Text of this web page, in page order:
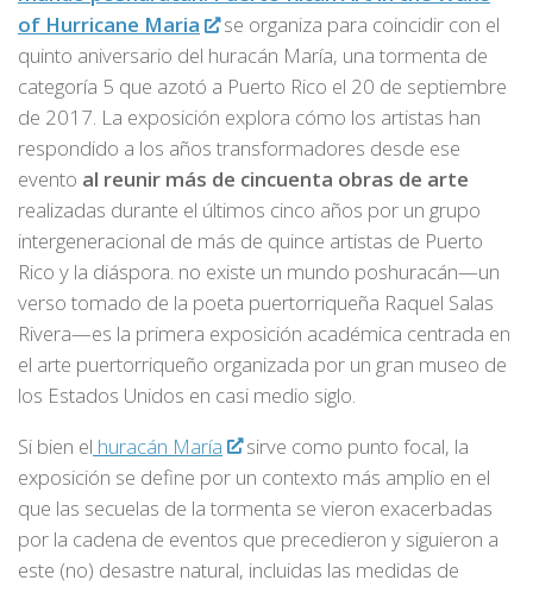
of Hurricane Maria
se organiza para coincidir con el
quinto aniversario del huracán María, una tormenta de
categoría 5 que azotó a Puerto Rico el 20 de septiembre
de 2017. La exposición explora cómo los artistas han
respondido a los años transformadores desde ese
evento al reunir más de cincuenta obras de arte
realizadas durante el últimos cinco años por un grupo
intergeneracional de más de quince artistas de Puerto
Rico y la diáspora. no existe un mundo poshuracán—un
verso tomado de la poeta puertorriqueña Raquel Salas
Rivera—es la primera exposición académica centrada en
el arte puertorriqueño organizada por un gran museo de
los Estados Unidos en casi medio siglo.
Si bien el huracán María
sirve como punto focal, la
exposición se define por un contexto más amplio en el
que las secuelas de la tormenta se vieron exacerbadas
por la cadena de eventos que precedieron y siguieron a
este (no) desastre natural, incluidas las medidas de